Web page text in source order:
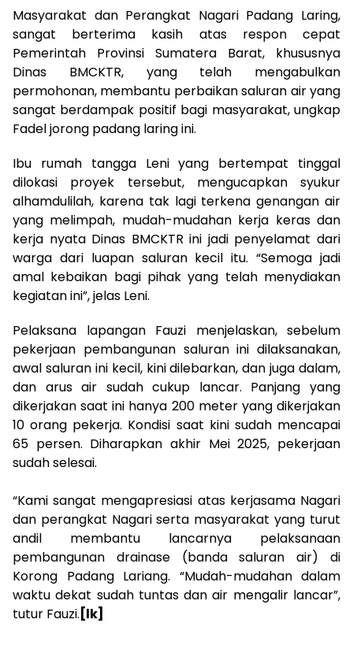
Masyarakat dan Perangkat Nagari Padang Laring,
sangat berterima kasih atas respon cepat
Pemerintah Provinsi Sumatera Barat, khususnya
Dinas BMCKTR, yang telah mengabulkan
permohonan, membantu perbaikan saluran air yang
sangat berdampak positif bagi masyarakat, ungkap
Fadel jorong padang laring ini.
Ibu rumah tangga Leni yang bertempat tinggal
dilokasi proyek tersebut, mengucapkan syukur
alhamdulilah, karena tak lagi terkena genangan air
yang melimpah, mudah-mudahan kerja keras dan
kerja nyata Dinas BMCKTR ini jadi penyelamat dari
warga dari luapan saluran kecil itu. “Semoga jadi
amal kebaikan bagi pihak yang telah menydiakan
kegiatan ini”, jelas Leni.
Pelaksana lapangan Fauzi menjelaskan, sebelum
pekerjaan pembangunan saluran ini dilaksanakan,
awal saluran ini kecil, kini dilebarkan, dan juga dalam,
dan arus air sudah cukup lancar. Panjang yang
dikerjakan saat ini hanya 200 meter yang dikerjakan
10 orang pekerja. Kondisi saat kini sudah mencapai
65 persen. Diharapkan akhir Mei 2025, pekerjaan
sudah selesai.
“Kami sangat mengapresiasi atas kerjasama Nagari
dan perangkat Nagari serta masyarakat yang turut
andil membantu lancarnya pelaksanaan
pembangunan drainase (banda saluran air) di
Korong Padang Lariang. “Mudah-mudahan dalam
waktu dekat sudah tuntas dan air mengalir lancar”,
tutur Fauzi. [lk]